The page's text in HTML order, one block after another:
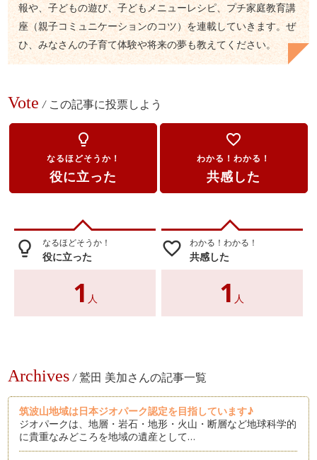
報や、子どもの遊び、子どもメニューレシピ、プチ家庭教育講
座（親子コミュニケーションのコツ）を連載していきます。ぜ
ひ、みなさんの子育て体験や将来の夢も教えてください。
Vote / この記事に投票しよう
lightbulb_outline
なるほどそうか！
役に立った
favorite_border
わかる！わかる！
共感した
lightbulb_outline なるほどそうか！
役に立った
1 人
favorite_border わかる！わかる！
共感した
1 人
Archives / 鷲田 美加さんの記事一覧
筑波山地域は日本ジオパーク認定を目指しています♪
ジオパークは、地層・岩石・地形・火山・断層など地球科学的
に貴重なみどころを地域の遺産として…